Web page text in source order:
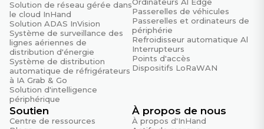
EN 61000-4-4 Niveau 3
ESD
EN 61000-4-2 Niveau 3
RE/CE
Classe A, marge de 3 dB
RFI
EN 61000-4-3 Niveau 3
Solution de réseau gérée dans
le cloud InHand
Solution ADAS InVision
Système de surveillance des
lignes aériennes de
distribution d'énergie
Système de distribution
automatique de réfrigérateurs
à IA Grab & Go
Solution d'intelligence
périphérique
Passerelles de véhicules
Passerelles et ordinateurs de
périphérie
Refroidisseur automatique Al
Interrupteurs
Points d'accès
Dispositifs LoRaWAN
Soutien
Centre de ressources
À propos de nous
À propos d'InHand